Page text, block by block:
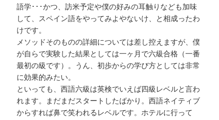
語学･･･かつ、訪米予定や僕の好みの耳触りなども加味
して、スペイン語をやってみよやないけ、と相成ったわ
けです。
メソッドそのものの詳細については差し控えますが、僕
が自らで実験した結果としては一ヶ月で六級合格（一番
最初の級です）。うん、初歩からの学び方としては非常
に効果的みたい。
といっても、西語六級は英検でいえば四級レベルと言わ
れます。まだまだスタートしたばかり。西語ネイティブ
からすれば鼻で笑われるレベルです。ホテルに行って